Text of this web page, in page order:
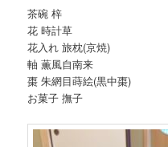
茶碗 梓
花 時計草
花入れ 旅枕(京焼)
軸 薫風自南来
棗 朱網目蒔絵(黒中棗)
お菓子 撫子